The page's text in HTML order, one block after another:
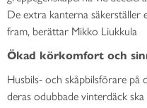
De extra kanterna
fram, berättar Mikko Liukkula
Ökad körkomfort och
Husbils- och skåpbilsförare
deras odubbade vinterdäck